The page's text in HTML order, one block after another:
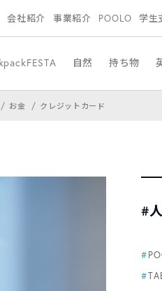
会社紹介 事業紹介 POOLO 学生
自然 持ち物
お金 クレジットカード
#